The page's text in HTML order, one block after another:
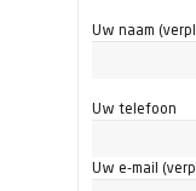
Uw naam
Uw telefoon
Uw e-mail